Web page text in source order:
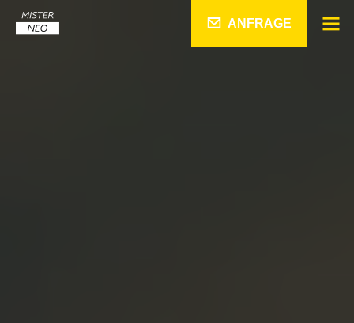
ANFRAGE